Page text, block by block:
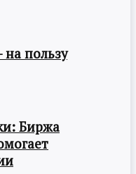
пользу
Биржа